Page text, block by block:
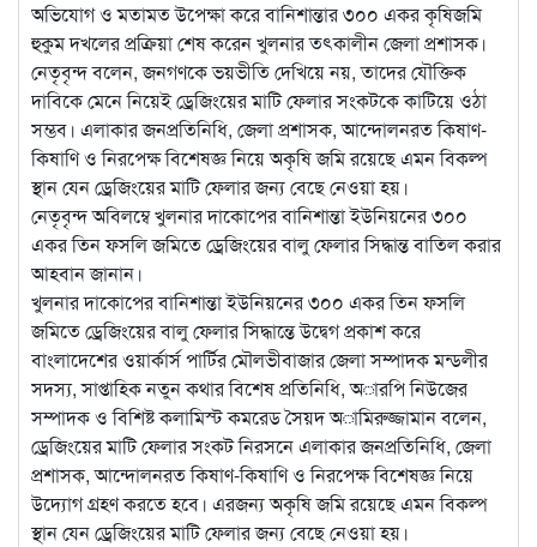
অভিযোগ ও মতামত উপেক্ষা করে বানিশান্তার ৩০০ একর কৃষিজমি
হুকুম দখলের প্রক্রিয়া শেষ করেন খুলনার তৎকালীন জেলা প্রশাসক।
নেতৃবৃন্দ বলেন, জনগণকে ভয়ভীতি দেখিয়ে নয়, তাদের যৌক্তিক
দাবিকে মেনে নিয়েই ড্রেজিংয়ের মাটি ফেলার সংকটকে কাটিয়ে ওঠা
সম্ভব। এলাকার জনপ্রতিনিধি, জেলা প্রশাসক, আন্দোলনরত কিষাণ-
কিষাণি ও নিরপেক্ষ বিশেষজ্ঞ নিয়ে অকৃষি জমি রয়েছে এমন বিকল্প
স্থান যেন ড্রেজিংয়ের মাটি ফেলার জন্য বেছে নেওয়া হয়।
নেতৃবৃন্দ অবিলম্বে খুলনার দাকোপের বানিশান্তা ইউনিয়নের ৩০০
একর তিন ফসলি জমিতে ড্রেজিংয়ের বালু ফেলার সিদ্ধান্ত বাতিল করার
আহবান জানান।
খুলনার দাকোপের বানিশান্তা ইউনিয়নের ৩০০ একর তিন ফসলি
জমিতে ড্রেজিংয়ের বালু ফেলার সিদ্ধান্তে উদ্বেগ প্রকাশ করে
বাংলাদেশের ওয়ার্কার্স পার্টির মৌলভীবাজার জেলা সম্পাদক মন্ডলীর
সদস্য, সাপ্তাহিক নতুন কথার বিশেষ প্রতিনিধি, অারপি নিউজের
সম্পাদক ও বিশিষ্ট কলামিস্ট কমরেড সৈয়দ অামিরুজ্জামান বলেন,
ড্রেজিংয়ের মাটি ফেলার সংকট নিরসনে এলাকার জনপ্রতিনিধি, জেলা
প্রশাসক, আন্দোলনরত কিষাণ-কিষাণি ও নিরপেক্ষ বিশেষজ্ঞ নিয়ে
উদ্যোগ গ্রহণ করতে হবে। এরজন্য অকৃষি জমি রয়েছে এমন বিকল্প
স্থান যেন ড্রেজিংয়ের মাটি ফেলার জন্য বেছে নেওয়া হয়।